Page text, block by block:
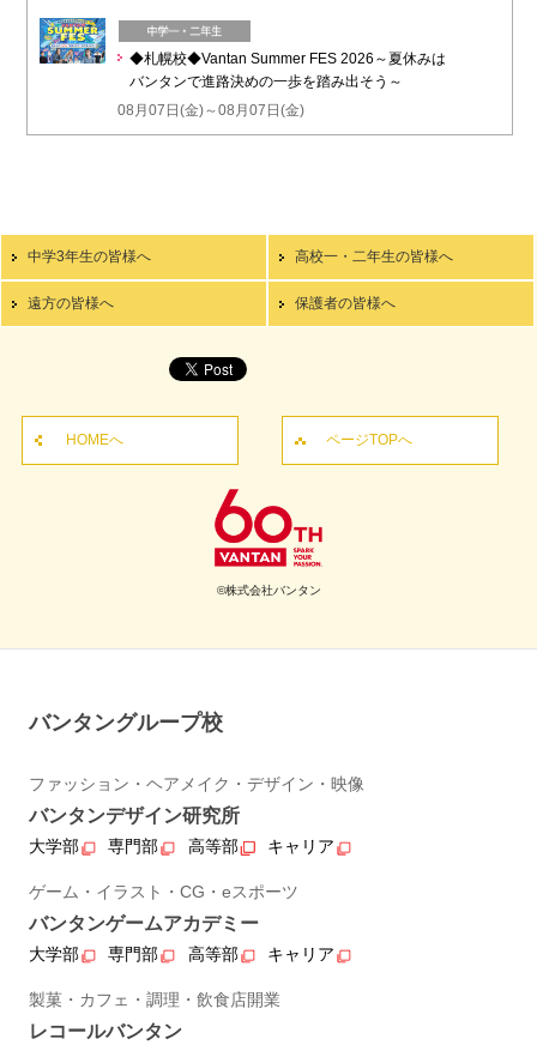
◆札幌校◆Vantan Summer FES 2026～夏休みは
バンタンで進路決めの一歩を踏み出そう～
08月07日(金)～08月07日(金)
中学3年生の皆様へ 高校一・二年生の皆様へ
遠方の皆様へ 保護者の皆様へ
HOMEへ ページTOPへ
©株式会社バンタン
バンタングループ校
ファッション・ヘアメイク・デザイン・映像
バンタンデザイン研究所
大学部 専門部 高等部 キャリア
ゲーム・イラスト・CG・eスポーツ
バンタンゲームアカデミー
大学部 専門部 高等部 キャリア
製菓・カフェ・調理・飲食店開業
レコールバンタン